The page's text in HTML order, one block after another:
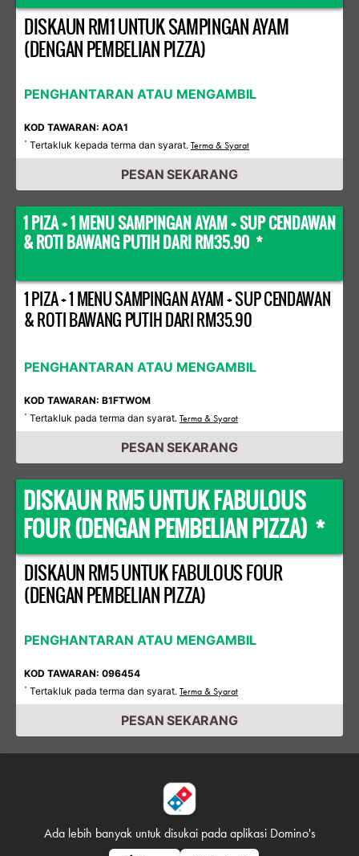
DISKAUN RM1 UNTUK SAMPINGAN AYAM
(DENGAN PEMBELIAN PIZZA)
PENGHANTARAN ATAU MENGAMBIL
KOD TAWARAN: AOA1
* Tertakluk kepada terma dan syarat. Terma & Syarat
PESAN SEKARANG
1 PIZA + 1 MENU SAMPINGAN AYAM + SUP CENDAWAN
& ROTI BAWANG PUTIH DARI RM35.90 *
1 PIZA + 1 MENU SAMPINGAN AYAM + SUP CENDAWAN
& ROTI BAWANG PUTIH DARI RM35.90
PENGHANTARAN ATAU MENGAMBIL
KOD TAWARAN: B1FTWOM
* Tertakluk pada terma dan syarat. Terma & Syarat
PESAN SEKARANG
DISKAUN RM5 UNTUK FABULOUS
FOUR (DENGAN PEMBELIAN PIZZA) *
DISKAUN RM5 UNTUK FABULOUS FOUR
(DENGAN PEMBELIAN PIZZA)
PENGHANTARAN ATAU MENGAMBIL
KOD TAWARAN: 096454
* Tertakluk pada terma dan syarat. Terma & Syarat
PESAN SEKARANG
Ada lebih banyak untuk disukai pada aplikasi Domino's